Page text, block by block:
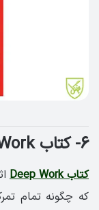
۶- کتاب Deep Work
کتاب Deep Work
که چگونه تمام